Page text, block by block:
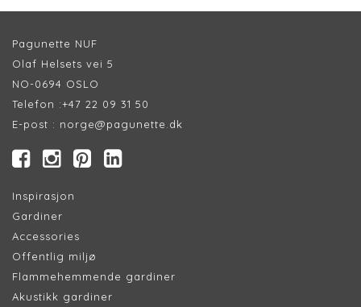
Pagunette NUF
Olaf Helsets vei 5
NO-0694 OSLO
Telefon :+47 22 09 31 50
E-post : norge@pagunette.dk
Inspirasjon
Gardiner
Accessories
Offentlig miljø
Flammehemmende gardiner
Akustikk gardiner